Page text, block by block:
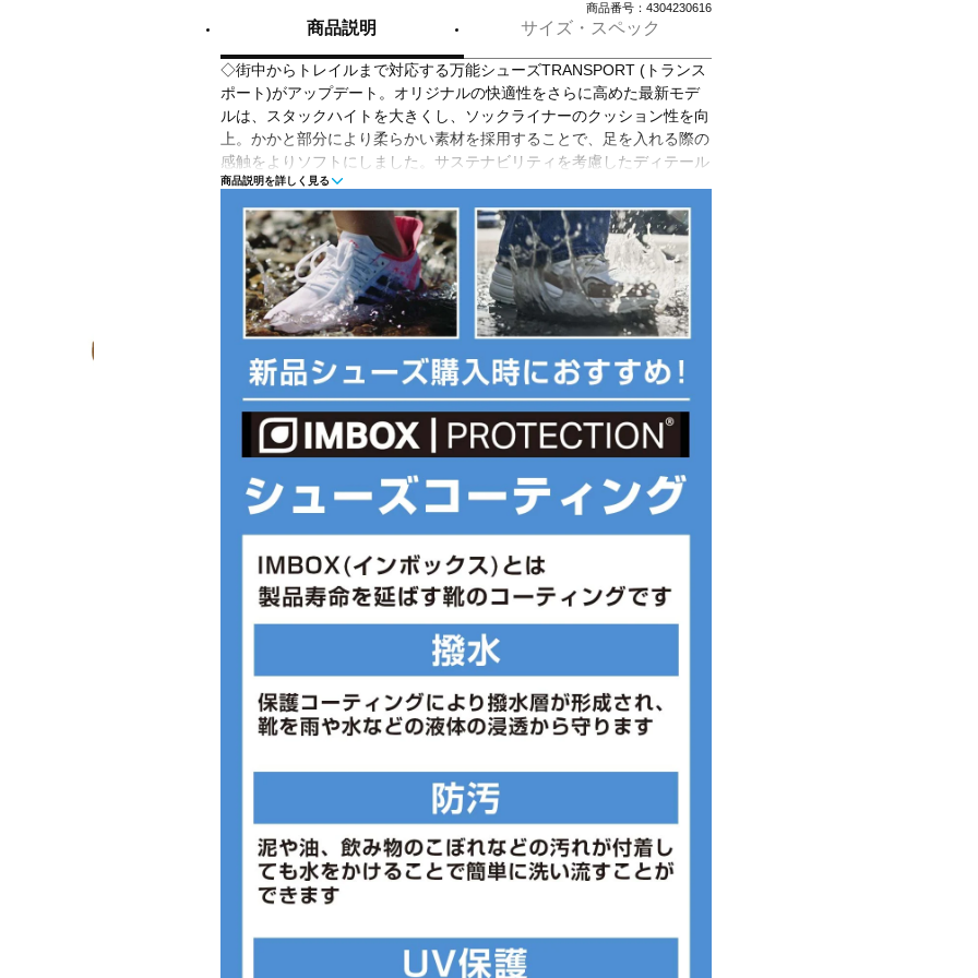
商品番号：4304230616
商品説明 サイズ・スペック
◇街中からトレイルまで対応する万能シューズTRANSPORT (トランス
ポート)がアップデート。オリジナルの快適性をさらに高めた最新モデ
ルは、スタックハイトを大きくし、ソックライナーのクッション性を向
上。かかと部分により柔らかい素材を採用することで、足を入れる際の
感触をよりソフトにしました。サステナビリティを考慮したディテール
として、30%サトウキビ由来のEVAミッドソールとVibram EcoStep
Recycleアウトソールを採用。TRANSPORT 2(トランスポート 2)は素早
くシューレースを締められる仕様、耐久撥水加工、360度の視認性を備
えたリフレクターを施し、あなたの人生の冒険に備えます。
■カラー(メーカー表記):
ホワイト×ホワイト(ABST)
■形状:紐
■ワイズ:2E
■片足重量:320g
■片足重量代表サイズ:28
■生産国:ベトナム
■2026年モデル
※ワイズを確認の上お買い求め下さい。また、足のサイズは甲高、幅等
個人差がありますので、あくまで目安としてご判断ください。
■メーカー型番：1174778
商品説明を詳しく見る